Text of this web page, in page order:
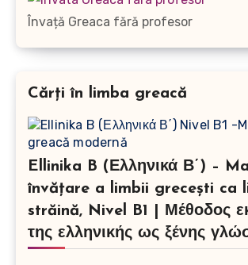
Învață Greaca fără profesor
Cărți în limba greacă
Ellinika B (Ελληνικά Β΄) –
învățare a limbii grecești ca
străină, Nivel B1 | Μέθοδος
της ελληνικής ως ξένης